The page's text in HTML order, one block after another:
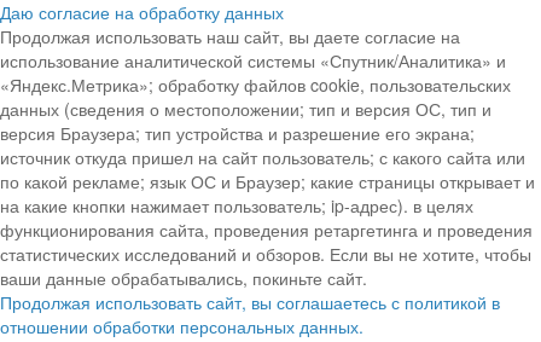
Даю согласие на обработку данных
Продолжая использовать наш сайт, вы даете согласие на
использование аналитической системы «Спутник/Аналитика» и
«Яндекс.Метрика»; обработку файлов cookie, пользовательских
данных (сведения о местоположении; тип и версия ОС, тип и
версия Браузера; тип устройства и разрешение его экрана;
источник откуда пришел на сайт пользователь; с какого сайта или
по какой рекламе; язык ОС и Браузер; какие страницы открывает и
на какие кнопки нажимает пользователь; ip-адрес). в целях
функционирования сайта, проведения ретаргетинга и проведения
статистических исследований и обзоров. Если вы не хотите, чтобы
ваши данные обрабатывались, покиньте сайт.
Продолжая использовать сайт, вы соглашаетесь с политикой в
отношении обработки персональных данных.